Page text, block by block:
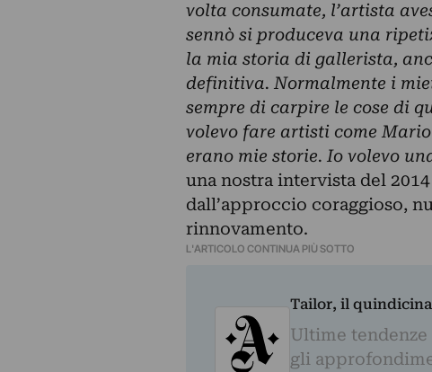
volta consumate, l’artista
sennò si produceva una
la mia storia di gallerista,
definitiva. Normalmente i
sempre di carpire le cose di
volevo fare artisti come
erano mie storie. Io volevo
una nostra intervistadel
dall’approccio coraggioso,
rinnovamento.
L'ARTICOLO CONTINUA PIÙ SOTTO
Tailor, il
Ultime
gli